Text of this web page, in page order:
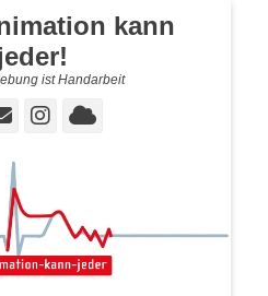
kann
ist Handarbeit
E-
Instagram
Cloud